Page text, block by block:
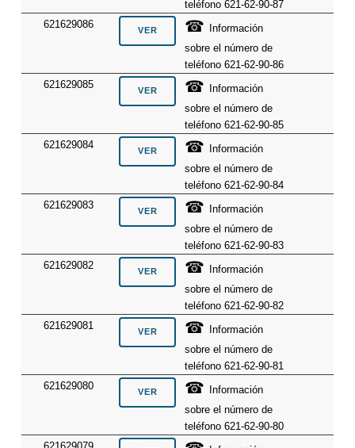
teléfono 621-62-90-87
621629086
☎
Información
sobre el número de
teléfono 621-62-90-86
621629085
☎
Información
sobre el número de
teléfono 621-62-90-85
621629084
☎
Información
sobre el número de
teléfono 621-62-90-84
621629083
☎
Información
sobre el número de
teléfono 621-62-90-83
621629082
☎
Información
sobre el número de
teléfono 621-62-90-82
621629081
☎
Información
sobre el número de
teléfono 621-62-90-81
621629080
☎
Información
sobre el número de
teléfono 621-62-90-80